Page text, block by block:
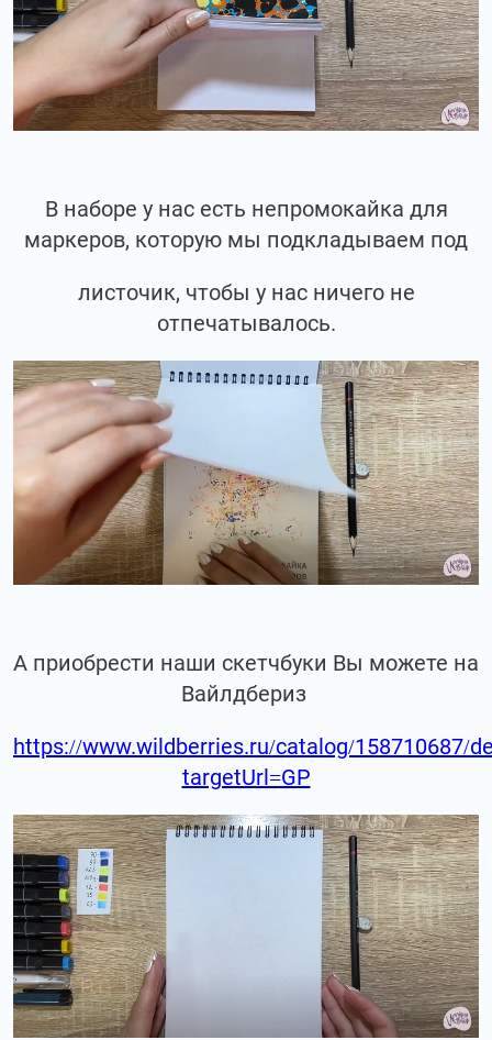
В наборе у нас есть непромокайка для
маркеров, которую мы подкладываем под
листочик, чтобы у нас ничего не
отпечатывалось.
А приобрести наши скетчбуки Вы можете на
Вайлдбериз
https://www.wildberries.ru/catalog/158710687/
targetUrl=GP